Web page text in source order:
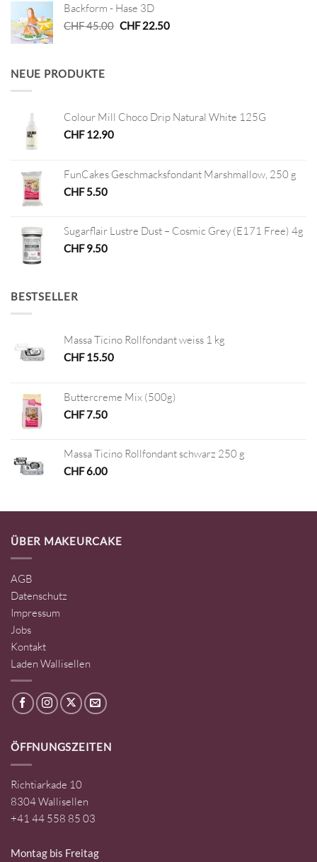
CHF 8.40
Backform - Hase 3D
CHF45.00 Ursprünglicher
CHF22.50Aktueller
NEUE PRODUKTE
Colour Mill Choco Drip Natural White 125G
CHF12.90
FunCakes Geschmacksfondant Marshmallow, 250 g
CHF5.50
Sugarflair Lustre Dust – Cosmic Grey (E171 Free) 4g
CHF9.50
BESTSELLER
Massa Ticino Rollfondant weiss 1 kg
CHF15.50
Buttercreme Mix (500g)
CHF7.50
Massa Ticino Rollfondant schwarz 250 g
CHF6.00
ÜBER MAKEURCAKE
AGB
Datenschutz
Impressum
Jobs
Kontakt
Laden Wallisellen
ÖFFNUNGSZEITEN
Richtiarkade 10
8304 Wallisellen
+41 44 558 85 03
Montag bis Freitag